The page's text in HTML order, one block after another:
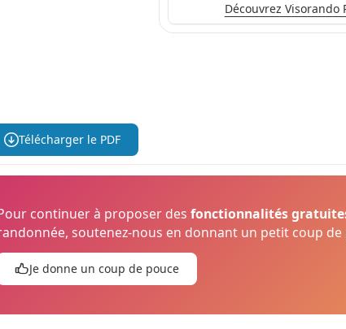
Découvrez Visorando
Télécharger le PDF
continuer à proposer desfonctionnalités
soutenez-nous en donnant un petit coup de
Je donne un coup de pouce